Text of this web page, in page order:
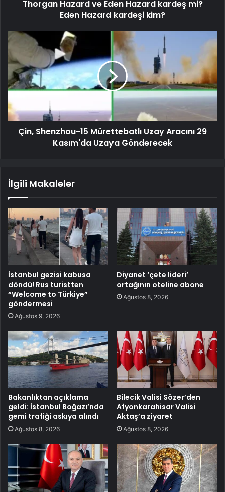
Thorgan Hazard ve Eden Hazard kardeş mi?
Eden Hazard kardeşi kim?
Çin, Shenzhou-15 Mürettebatlı Uzay Aracını 29
Kasım'da Uzaya Gönderecek
İlgili Makaleler
İstanbul gezisi kabusa
döndü! Rus turistten
“Welcome to Türkiye”
göndermesi
Ağustos 9, 2026
Diyanet ‘çete lideri’
ortağının oteline abone
Ağustos 8, 2026
Bakanlıktan açıklama
geldi: İstanbul Boğazı’nda
gemi trafiği askıya alındı
Ağustos 8, 2026
Bilecik Valisi Sözer’den
Afyonkarahisar Valisi
Aktaş’a ziyaret
Ağustos 8, 2026